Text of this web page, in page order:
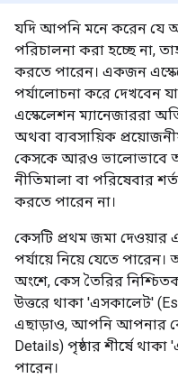
যদি আপনি মনে করেন যে
পরিচালনা করা হচ্ছে না,
করতে পারেন। একজন
পর্যালোচনা করে দেখবেন
এস্কেলেশন ম্যানেজাররা
অথবা ব্যবসায়িক
কেসকে আরও ভালোভাবে
নীতিমালা বা পরিষেবার
করতে পারেন না।
কেসটি প্রথম জমা
পর্যায়ে নিয়ে যেতে
অংশে, কেস তৈরির
উত্তরে থাকা 'এসকালেট'
এছাড়াও, আপনি আপনার
Details) পৃষ্ঠার শীর্ষে
পারেন।